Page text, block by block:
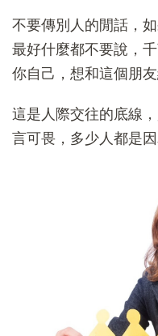
不要傳別人的閒話，
最好什麼都不要說，
你自己，想和這個朋友
這是人際交往的底線
言可畏，多少人都是因